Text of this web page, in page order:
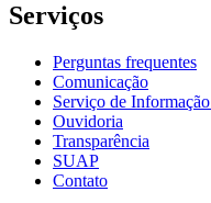
Serviços
Perguntas frequentes
Comunicação
Serviço de
Ouvidoria
Transparência
SUAP
Contato